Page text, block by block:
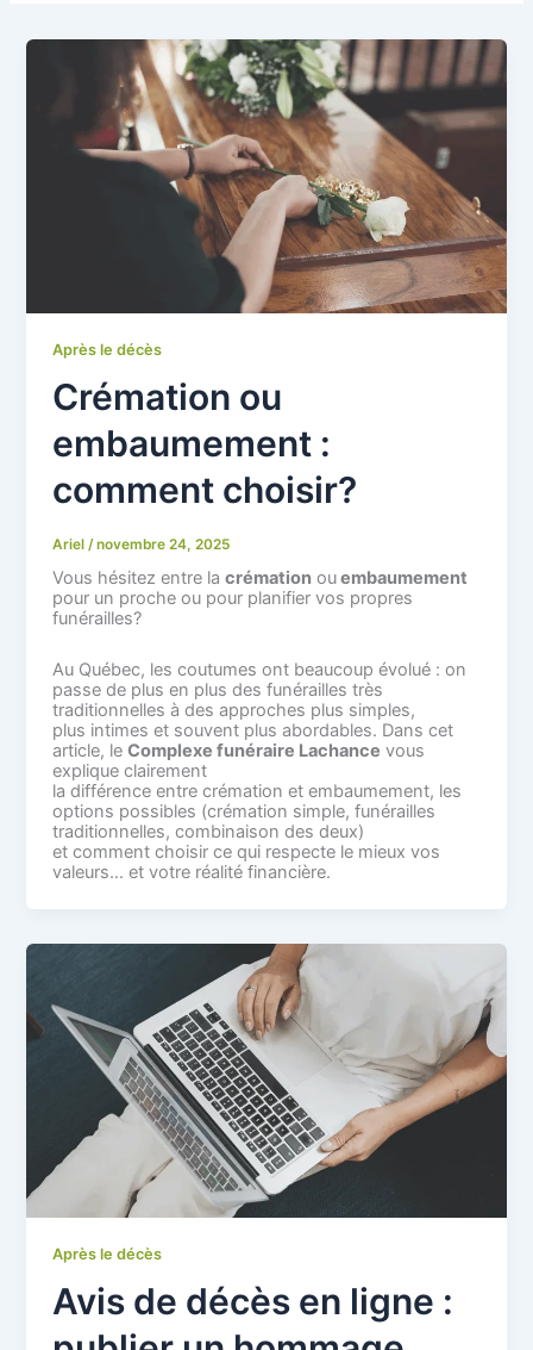
Après le décès
Crémation ou
embaumement :
comment choisir?
Ariel /novembre 24, 2025
Vous hésitez entre lacrémation ouembaumement
pour un proche ou pour planifier vos propres
funérailles?
Au Québec, les coutumes ont beaucoup évolué : on
passe de plus en plus des funérailles très
traditionnelles à des approches plus simples,
plus intimes et souvent plus abordables. Dans cet
article, leComplexe funéraire Lachance vous
explique clairement
la différence entre crémation et embaumement, les
options possibles (crémation simple, funérailles
traditionnelles, combinaison des deux)
et comment choisir ce qui respecte le mieux vos
valeurs… et votre réalité financière.
Après le décès
Avis de décès en ligne :